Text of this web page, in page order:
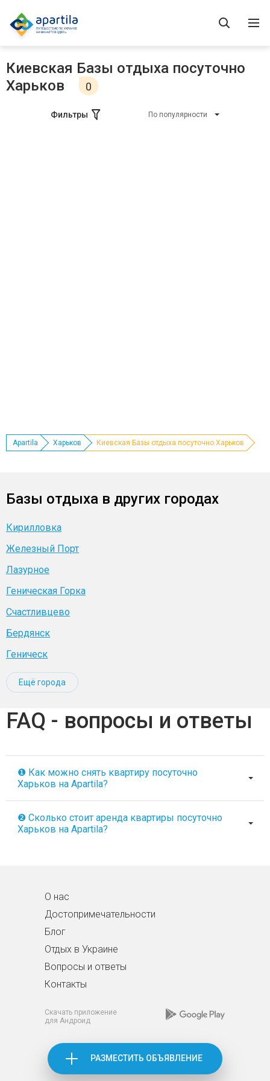
Киевская Базы отдыха посуточно
Харьков
0
Фильтры По популярности
Apartila Харьков Киевская Базы отдыха посуточно Харьков
Базы отдыха в других городах
Кирилловка
Железный Порт
Лазурное
Геническая Горка
Счастливцево
Бердянск
Геническ
Ещё города
FAQ - вопросы и ответы
❶ Как можно снять квартиру посуточно
Харьков на Apartila?
❷ Сколько стоит аренда квартиры посуточно
Харьков на Apartila?
О нас
Достопримечательности
Блог
Отдых в Украине
Вопросы и ответы
Контакты
Скачать приложение
для Андроид
РАЗМЕСТИТЬ ОБЪЯВЛЕНИЕ